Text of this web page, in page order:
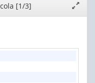
janela
[1/3]